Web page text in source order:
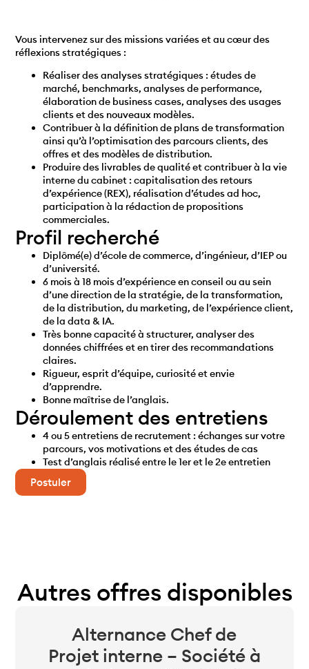
Vous intervenez sur des missions variées et au cœur des
réflexions stratégiques :
Réaliser des analyses stratégiques : études de
marché, benchmarks, analyses de performance,
élaboration de business cases, analyses des usages
clients et des nouveaux modèles.
Contribuer à la définition de plans de transformation
ainsi qu’à l’optimisation des parcours clients, des
offres et des modèles de distribution.
Produire des livrables de qualité et contribuer à la vie
interne du cabinet : capitalisation des retours
d’expérience (REX), réalisation d’études ad hoc,
participation à la rédaction de propositions
commerciales.
Profil recherché
Diplômé(e) d’école de commerce, d’ingénieur, d’IEP ou
d’université.
6 mois à 18 moisd’expérience en conseil ou au sein
d’une direction de la stratégie, de la transformation,
de la distribution, du marketing, de l’expérience client,
de la data & IA.
Très bonne capacité à structurer, analyser des
données chiffrées et en tirer des recommandations
claires.
Rigueur, esprit d’équipe, curiosité et envie
d’apprendre.
Bonne maîtrise de l’anglais.
Déroulement des entretiens
4 ou 5 entretiens de recrutement : échanges sur votre
parcours, vos motivations et des études de cas
Test d’anglais réalisé entre le 1er et le 2e entretien
Postuler
Autres offres disponibles
Alternance Chef de
Projet interne – Société à